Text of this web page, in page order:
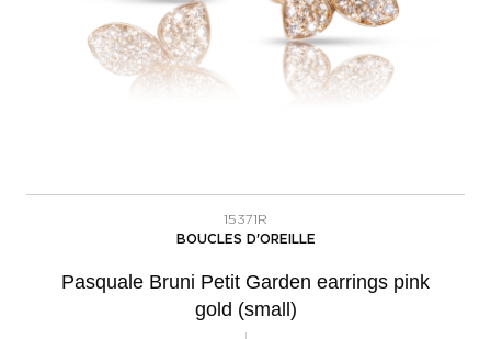
15371R
BOUCLES D'OREILLE
Pasquale Bruni Petit Garden earrings pink
gold (small)